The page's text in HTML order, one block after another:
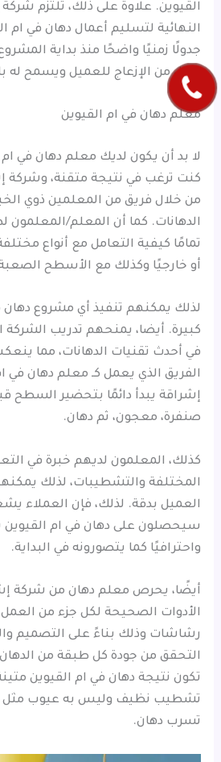
القيوين. علاوة على ذلك، تلتزم
النهائية لتسليم أعمال دهان في ام
جدولًا زمنيًا واضحًا منذ بداية
يقلل من الإزعاج للعميل ويسمح
معلم دهان في ام القيوين
لا بد أن يكون لديك معلم دهان في ام
كنت ترغب في نتيجة متقنة،
من خلال فريق من المعلمين ذوي
الدهانات. كما أن المعلم/المعلمون
تمامًا كيفية التعامل مع أنواع
أو خارجيًا وكذلك مع الأسطح الصعبة
لذلك يمكنهم تنفيذ أي مشروع دهان
كبيرة. أيضا، يمنحهم تدريب الشركة
في أحدث تقنيات الدهانات، مما
الفريق الذي يعمل كـ معلم دهان في
إشراقة يبدأ دائمًا بتحضير السطح
صنفرة، معجون، ثم دهان.
كذلك، المعلمون لديهم خبرة في
المختلفة والتشطيبات، لذلك
العميل بدقة. لذلك، فإن العملاء
سيحصلون على دهان في ام القيوين
واحترافيًا كما يتصورونه في البداية.
أيضًا، يحرص معلم دهان من شركة
الأدوات الصحيحة لكل جزء من
رشاشات وذلك بناءً على التصميم
التحقق من جودة كل طبقة من
تكون نتيجة دهان في ام القيوين
تشطيب نظيف وليس به عيوب
تسرب دهان.